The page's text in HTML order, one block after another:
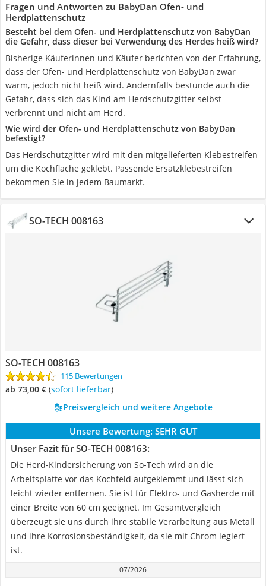
Fragen und Antworten zu BabyDan Ofen- und
Herdplattenschutz
Besteht bei dem Ofen- und Herdplattenschutz von BabyDan
die Gefahr, dass dieser bei Verwendung des Herdes heiß wird?
Bisherige Käuferinnen und Käufer berichten von der Erfahrung,
dass der Ofen- und Herdplattenschutz von BabyDan zwar
warm, jedoch nicht heiß wird. Andernfalls bestünde auch die
Gefahr, dass sich das Kind am Herdschutzgitter selbst
verbrennt und nicht am Herd.
Wie wird der Ofen- und Herdplattenschutz von BabyDan
befestigt?
Das Herdschutzgitter wird mit den mitgelieferten Klebestreifen
um die Kochfläche geklebt. Passende Ersatzklebestreifen
bekommen Sie in jedem Baumarkt.
SO-TECH 008163
SO-TECH 008163
115 Bewertungen
ab 73,00 € ( Sofort lieferbar)
Preisvergleich und weitere Angebote
Unsere Bewertung: SEHR GUT
Unser Fazit für SO-TECH 008163:
Die Herd-Kindersicherung von So-Tech wird an die
Arbeitsplatte vor das Kochfeld aufgeklemmt und lässt sich
leicht wieder entfernen. Sie ist für Elektro- und Gasherde mit
einer Breite von 60 cm geeignet. Im Gesamtvergleich
überzeugt sie uns durch ihre stabile Verarbeitung aus Metall
und ihre Korrosionsbeständigkeit, da sie mit Chrom legiert
ist.
07/2026